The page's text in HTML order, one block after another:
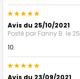
5
Avis du 25/10/2021
Posté par Fanny B. le
10.
5
Avis du 23/09/2021